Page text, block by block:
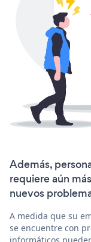
Además,
requiere aún
nuevos
A medida que su
se encuentre con